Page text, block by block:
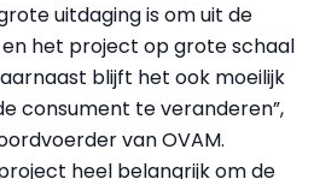
uitdaging is om uit de
het project op grote schaal
blijft het ook moeilijk
consument te veranderen”,
van OVAM.
heel belangrijk om de